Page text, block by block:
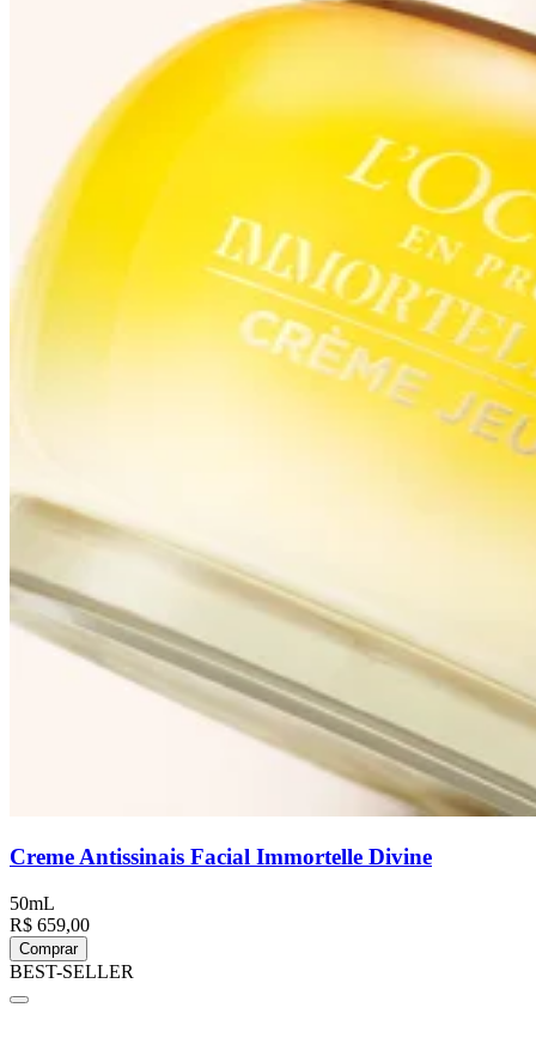
Creme Antissinais Facial Immortelle Divine
50mL
R$ 659,00
Comprar
BEST-SELLER